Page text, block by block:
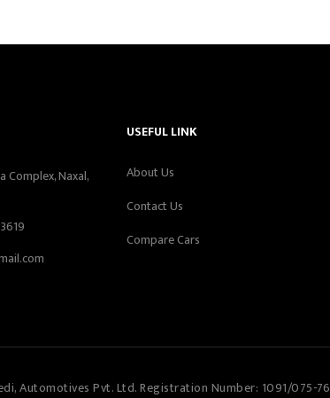
Complex, Naxal,
USEFUL LINK
About Us
Contact Us
Compare Cars
Automotives Pvt. Ltd. Registration Number: 1091/075-76